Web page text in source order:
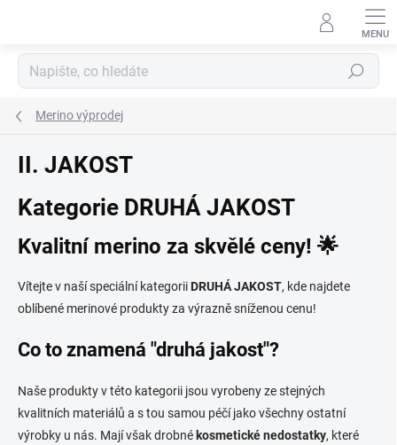
Hledat
Merino výprodej
II. JAKOST
Kategorie DRUHÁ JAKOST
Kvalitní merino za skvělé ceny! 🌟
Vítejte v naší speciální kategoriiDRUHÁ JAKOST, kde najdete
oblíbené merinové produkty za výrazně sníženou cenu!
Co to znamená "druhá jakost"?
Naše produkty v této kategorii jsou vyrobeny ze stejných
kvalitních materiálů a s tou samou péčí jako všechny ostatní
výrobky u nás. Mají však drobné kosmetické nedostatky, které